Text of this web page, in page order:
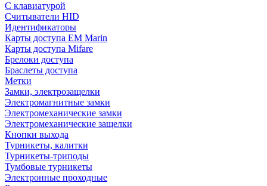
С клавиатурой
Считыватели HID
Идентификаторы
Карты доступа EM Marin
Карты доступа Mifare
Брелоки доступа
Браслеты доступа
Метки
Замки, электрозащелки
Электромагнитные замки
Электромеханические замки
Электромеханические защелки
Кнопки выхода
Турникеты, калитки
Турникеты-триподы
Тумбовые турникеты
Электронные проходные